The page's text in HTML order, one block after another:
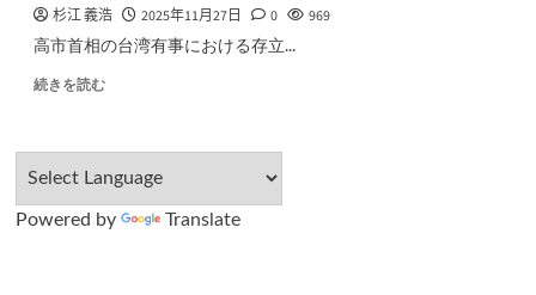
杉江 義浩 2025年11月27日 0 969
高市首相の台湾有事における存立...
続きを読む
Powered by Translate